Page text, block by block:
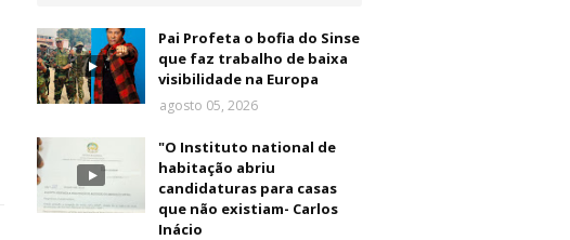
Pai Profeta o bofia do Sinse
que faz trabalho de baixa
visibilidade na Europa
agosto 05, 2026
"O Instituto national de
habitação abriu
candidaturas para casas
que não existiam- Carlos
Inácio